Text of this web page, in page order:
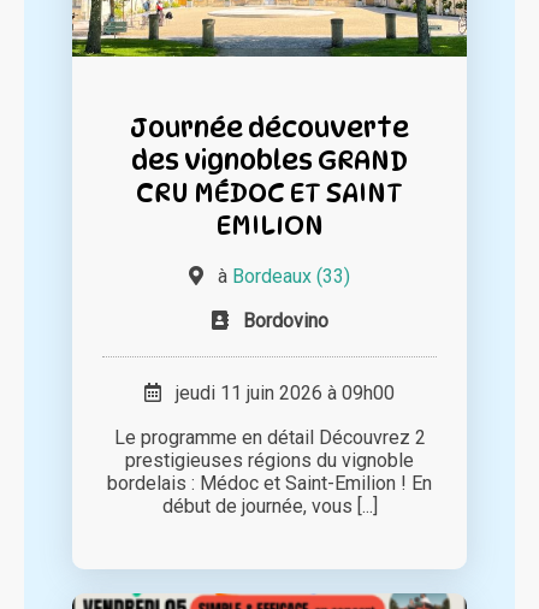
Journée découverte
des vignobles GRAND
CRU MÉDOC ET SAINT
EMILION
à Bordeaux (33)
Bordovino
jeudi 11 juin 2026 à 09h00
Le programme en détail Découvrez 2
prestigieuses régions du vignoble
bordelais : Médoc et Saint-Emilion ! En
début de journée, vous [...]